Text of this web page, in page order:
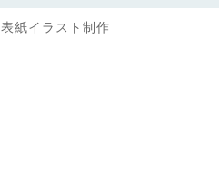
表紙イラスト制作